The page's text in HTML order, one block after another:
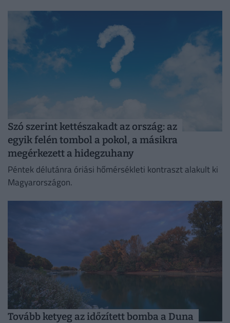
Szó szerint kettészakadt az ország: az
egyik felén tombol a pokol, a másikra
megérkezett a hidegzuhany
Péntek délutánra óriási hőmérsékleti kontraszt alakult ki
Magyarországon.
Tovább ketyeg az időzített bomba a Duna